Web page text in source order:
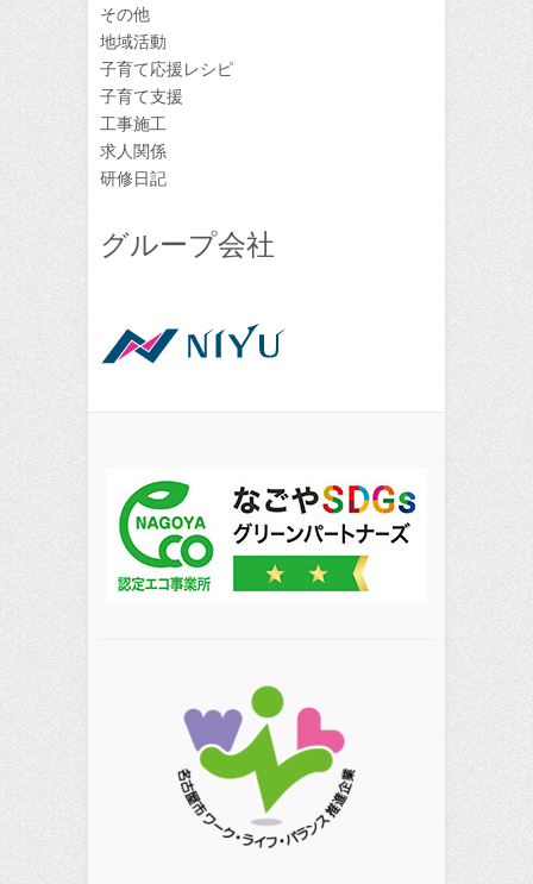
その他
地域活動
子育て応援レシピ
子育て支援
工事施工
求人関係
研修日記
グループ会社